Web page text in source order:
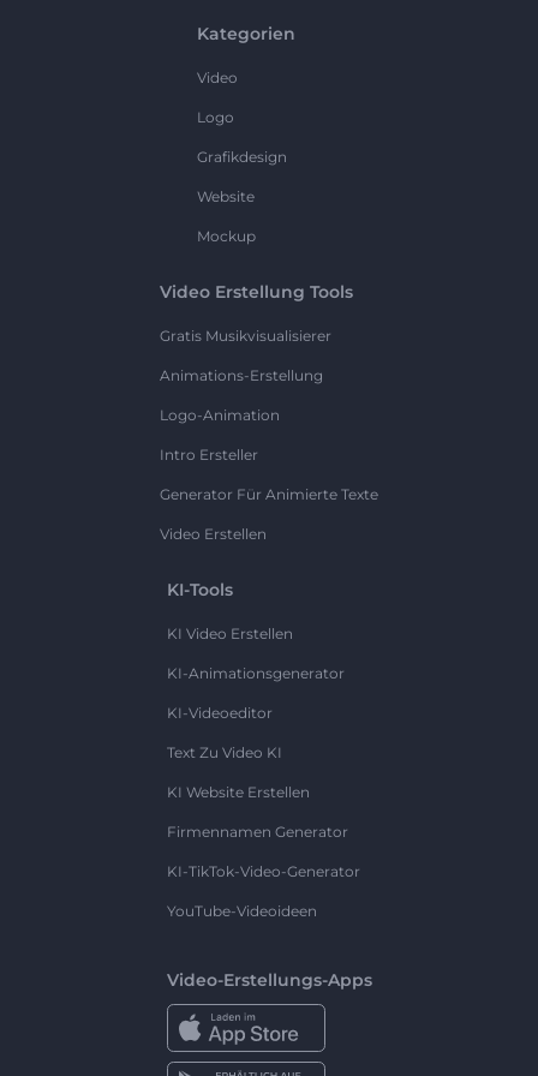
Kategorien
Video
Logo
Grafikdesign
Website
Mockup
Video Erstellung Tools
Gratis Musikvisualisierer
Animations-Erstellung
Logo-Animation
Intro Ersteller
Generator Für Animierte Texte
Video Erstellen
KI-Tools
KI Video Erstellen
KI-Animationsgenerator
KI-Videoeditor
Text Zu Video KI
KI Website Erstellen
Firmennamen Generator
KI-TikTok-Video-Generator
YouTube-Videoideen
Video-Erstellungs-Apps